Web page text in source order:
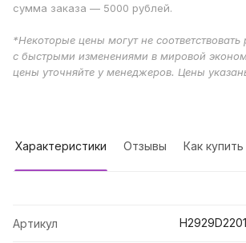
сумма заказа — 5000 рублей.
*Некоторые цены могут не соответствовать
с быстрыми изменениями в мировой
цены уточняйте у менеджеров. Цены
Характеристики Отзывы Как купить
Артикул